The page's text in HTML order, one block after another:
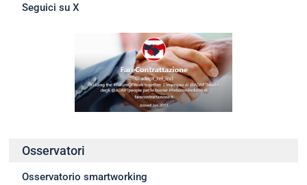
Seguici su X
Osservatori
Osservatorio smartworking